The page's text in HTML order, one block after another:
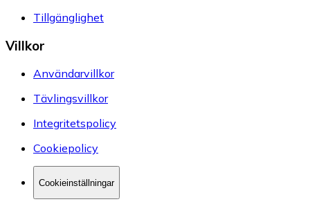
Tillgänglighet
Villkor
Användarvillkor
Tävlingsvillkor
Integritetspolicy
Cookiepolicy
Cookieinställningar